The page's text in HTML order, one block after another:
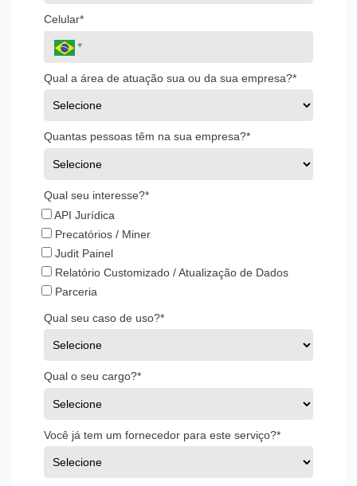
Celular*
Qual a área de atuação sua ou da sua empresa?*
Quantas pessoas têm na sua empresa?*
Qual seu interesse?*
API Jurídica
Precatórios / Miner
Judit Painel
Relatório Customizado / Atualização de Dados
Parceria
Qual seu caso de uso?*
Qual o seu cargo?*
Você já tem um fornecedor para este serviço?*